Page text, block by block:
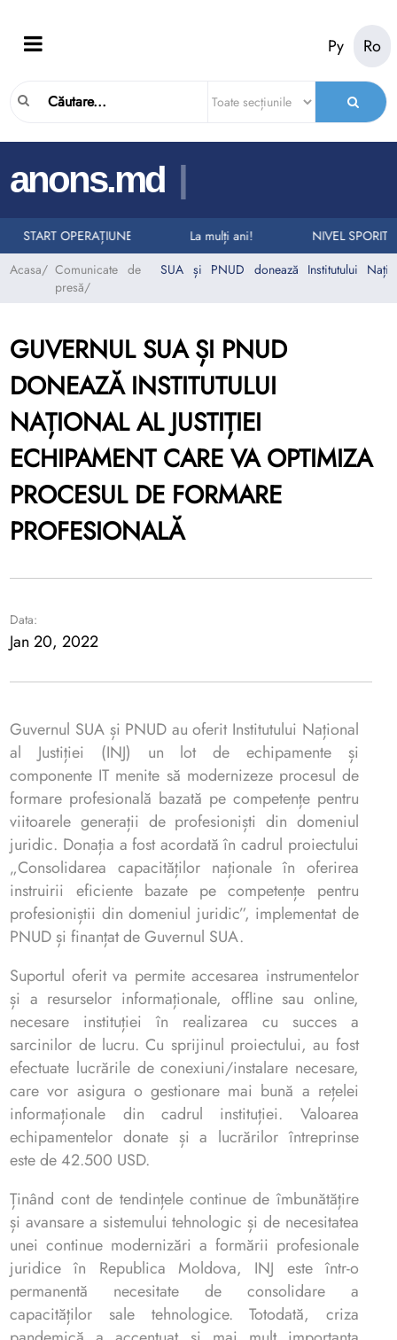
Ру Ro
anons.md |
LA NUMĂRUL UNIC DE URGENȚĂ 112
AUTO
START OPERAȚIUNEA „TAXI” La mulți ani!
NIVEL SPORIT
Acasa/ Comunicate de
presă/
SUA și PNUD donează Institutului
GUVERNUL SUA ȘI PNUD
DONEAZĂ INSTITUTULUI
NAȚIONAL AL JUSTIȚIEI
ECHIPAMENT CARE VA OPTIMIZA
PROCESUL DE FORMARE
PROFESIONALĂ
Data:
Jan 20, 2022
Guvernul SUA și PNUD au oferit Institutului Național
al Justiției (INJ) un lot de echipamente și
componente IT menite să modernizeze procesul de
formare profesională bazată pe competențe pentru
viitoarele generații de profesioniști din domeniul
juridic. Donația a fost acordată în cadrul proiectului
„Consolidarea capacităților naționale în oferirea
instruirii eficiente bazate pe competențe pentru
profesioniștii din domeniul juridic”, implementat de
PNUD și finanțat de Guvernul SUA.
Suportul oferit va permite accesarea instrumentelor
și a resurselor informaționale, offline sau online,
necesare instituției în realizarea cu succes a
sarcinilor de lucru. Cu sprijinul proiectului, au fost
efectuate lucrările de conexiuni/instalare necesare,
care vor asigura o gestionare mai bună a rețelei
informaționale din cadrul instituției. Valoarea
echipamentelor donate și a lucrărilor întreprinse
este de 42.500 USD.
Ținând cont de tendințele continue de îmbunătățire
și avansare a sistemului tehnologic și de necesitatea
unei continue modernizări a formării profesionale
juridice în Republica Moldova, INJ este într-o
permanentă necesitate de consolidare a
capacităților sale tehnologice. Totodată, criza